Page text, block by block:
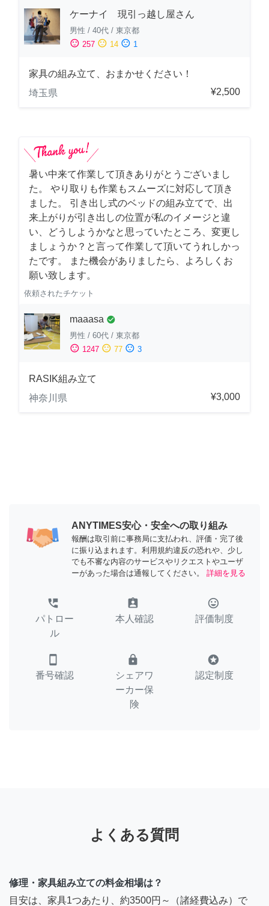
ケーナイ 現引っ越し屋さん
男性 / 40代 / 東京都
sentiment_satisfied 257 sentiment_neutral 14 sentiment_dissatisfied 1
家具の組み立て、おまかせください！
埼玉県
¥2,500
暑い中来て作業して頂きありがとうございまし
た。 やり取りも作業もスムーズに対応して頂き
ました。 引き出し式のベッドの組み立てで、出
来上がりが引き出しの位置が私のイメージと違
い、どうしようかなと思っていたところ、変更し
ましょうか？と言って作業して頂いてうれしかっ
たです。 また機会がありましたら、よろしくお
願い致します。
依頼されたチケット
maaasa check_circle
男性 / 60代 / 東京都
sentiment_satisfied 1247 sentiment_neutral 77 sentiment_dissatisfied 3
RASIK組み立て
神奈川県
¥3,000
ANYTIMES安心・安全への取り組み
報酬は取引前に事務局に支払われ、評価・完了後
に振り込まれます。利用規約違反の恐れや、少し
でも不審な内容のサービスやリクエストやユーザ
ーがあった場合は通報してください。
詳細を見る
perm_phone_msg
パトロー
ル
assignment_ind
本人確認
tag_faces
評価制度
smartphone
番号確認
lock
シェアワ
ーカー保
険
stars
認定制度
よくある質問
修理・家具組み立ての料金相場は？
目安は、家具1つあたり、約3500円～（諸経費込み）で